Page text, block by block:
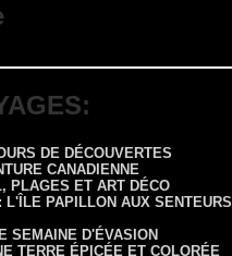
DE DÉCOUVERTES
CANADIENNE
PLAGES ET ART DÉCO
L'ÎLE PAPILLON AUX SENTEURS
SEMAINE D'ÉVASION
TERRE ÉPICÉE ET COLORÉE